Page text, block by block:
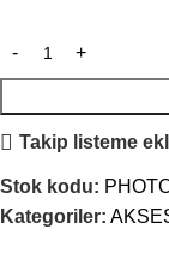
Takip listeme
Stok kodu:
Kategoriler: